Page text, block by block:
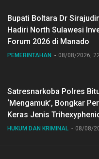
Bupati Boltara Dr
Hadiri North Sulawesi
Forum 2026 di Manado
PEMERINTAHAN 08/08/2026,
Satresnarkoba Polres
‘Mengamuk’, Bongkar
Keras Jenis
HUKUM DAN KRIMINAL 08/08/